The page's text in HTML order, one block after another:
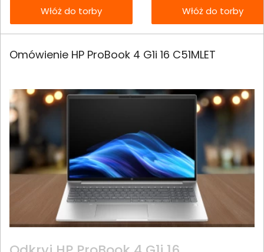
Włóż do torby Włóż do torby
Omówienie HP ProBook 4 G1i 16 C51MLET